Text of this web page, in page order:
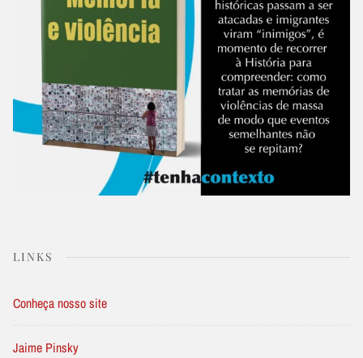
LINKS
Conheça nosso site
Jaime Pinsky